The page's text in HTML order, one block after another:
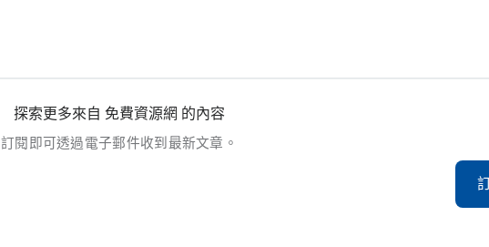
探索更多來自 免費資源網 的內容
訂閱即可透過電子郵件收到最新文章。